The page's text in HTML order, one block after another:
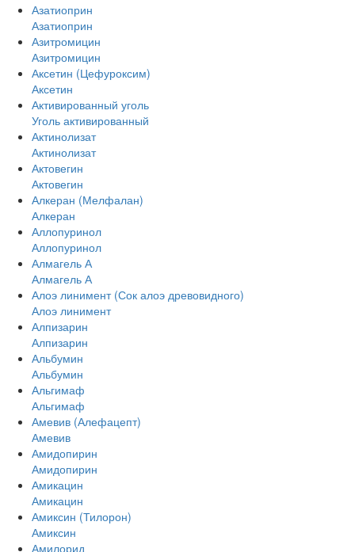
Азатиоприн
Азатиоприн
Азитромицин
Азитромицин
Аксетин (Цефуроксим)
Аксетин
Активированный уголь
Уголь активированный
Актинолизат
Актинолизат
Актовегин
Актовегин
Алкеран (Мелфалан)
Алкеран
Аллопуринол
Аллопуринол
Алмагель А
Алмагель А
Алоэ линимент (Сок алоэ древовидного)
Алоэ линимент
Алпизарин
Алпизарин
Альбумин
Альбумин
Альгимаф
Альгимаф
Амевив (Алефацепт)
Амевив
Амидопирин
Амидопирин
Амикацин
Амикацин
Амиксин (Тилорон)
Амиксин
Амилорид